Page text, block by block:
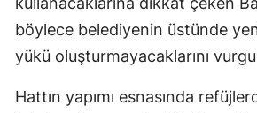
böylece belediyenin üstünde
yükü oluşturmayacaklarını
Hattın yapımı esnasında